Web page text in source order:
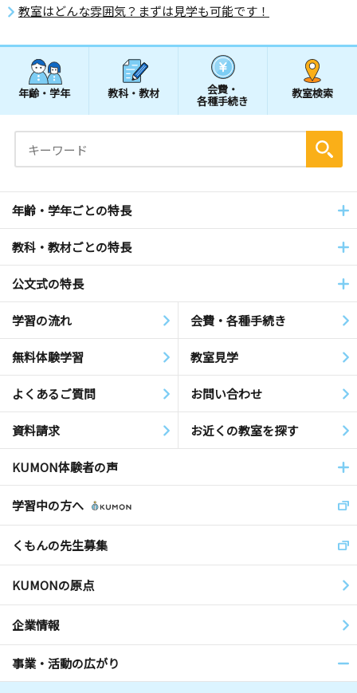
教室はどんな雰囲気？まずは見学も可能です！
年齢・学年 教科・教材 会費・
各種手続き
教室検索
年齢・学年ごとの特長
教科・教材ごとの特長
公文式の特長
学習の流れ 会費・各種手続き
無料体験学習 教室見学
よくあるご質問 お問い合わせ
資料請求 お近くの教室を探す
KUMON体験者の声
学習中の方へ
くもんの先生募集
KUMONの原点
企業情報
事業・活動の広がり